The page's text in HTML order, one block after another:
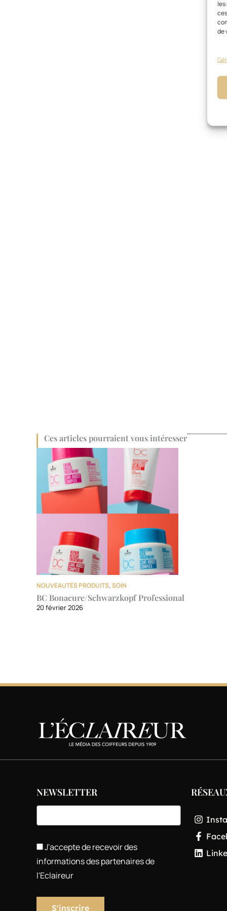
de
Ces articles pourraient vous intéresser
NOUVEAUTÉS PRODUITS,SOIN
BC Bonacure/Schwarzkopf Professional
20 février 2026
NEWSLETTER
J'accepte de recevoir des
informations des partenaires de
l'Eclaireur